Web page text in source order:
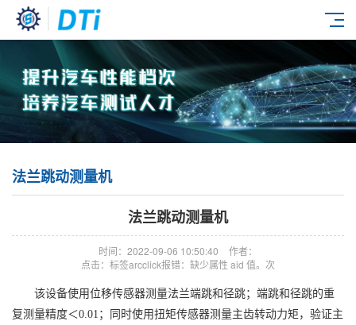
法兰跳动测量机
法兰跳动测量机
时间：2022-09-06 10:50:40
作者：
点击：标签arcclick报错：缺少属性 aid 值。次
该设备使用位移传感器测量法兰端跳和径跳；端跳和径跳的重
复测量精度＜0.01；同时使用扭矩传感器测量主齿转动力矩，验证主